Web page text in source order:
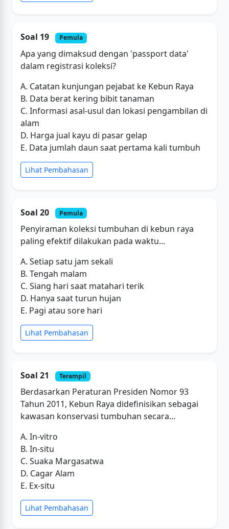
Soal 19 Pemula
Apa yang dimaksud dengan 'passport data'
dalam registrasi koleksi?
A. Catatan kunjungan pejabat ke Kebun Raya
B. Data berat kering bibit tanaman
C. Informasi asal-usul dan lokasi pengambilan di
alam
D. Harga jual kayu di pasar gelap
E. Data jumlah daun saat pertama kali tumbuh
Lihat Pembahasan
Soal 20 Pemula
Penyiraman koleksi tumbuhan di kebun raya
paling efektif dilakukan pada waktu...
A. Setiap satu jam sekali
B. Tengah malam
C. Siang hari saat matahari terik
D. Hanya saat turun hujan
E. Pagi atau sore hari
Lihat Pembahasan
Soal 21 Terampil
Berdasarkan Peraturan Presiden Nomor 93
Tahun 2011, Kebun Raya didefinisikan sebagai
kawasan konservasi tumbuhan secara...
A. In-vitro
B. In-situ
C. Suaka Margasatwa
D. Cagar Alam
E. Ex-situ
Lihat Pembahasan